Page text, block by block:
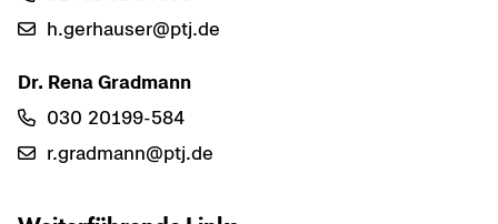
h.ger­hau­ser@ptj.de
Dr. Rena Grad­mann
030 20199-​584
r.grad­mann@ptj.de